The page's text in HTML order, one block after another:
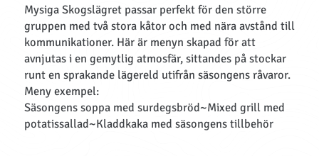
Mysiga Skogslägret passar perfekt för den större
gruppen med två stora kåtor och med nära avstånd till
kommunikationer. Här är menyn skapad för att
avnjutas i en gemytlig atmosfär, sittandes på stockar
runt en sprakande lägereld utifrån säsongens råvaror.
Meny exempel:
Säsongens soppa med surdegsbröd~Mixed grill med
potatissallad~Kladdkaka med säsongens tillbehör